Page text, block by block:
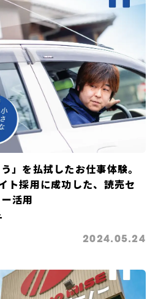
」を払拭したお仕事体験。
ト採用に成功した、読売セ
活用
2024.05.24